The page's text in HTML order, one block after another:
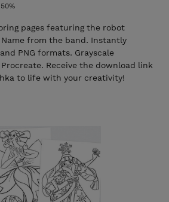
pages featuring the robot
from the band. Instantly
PNG formats. Grayscale
Receive the download link
to life with your creativity!